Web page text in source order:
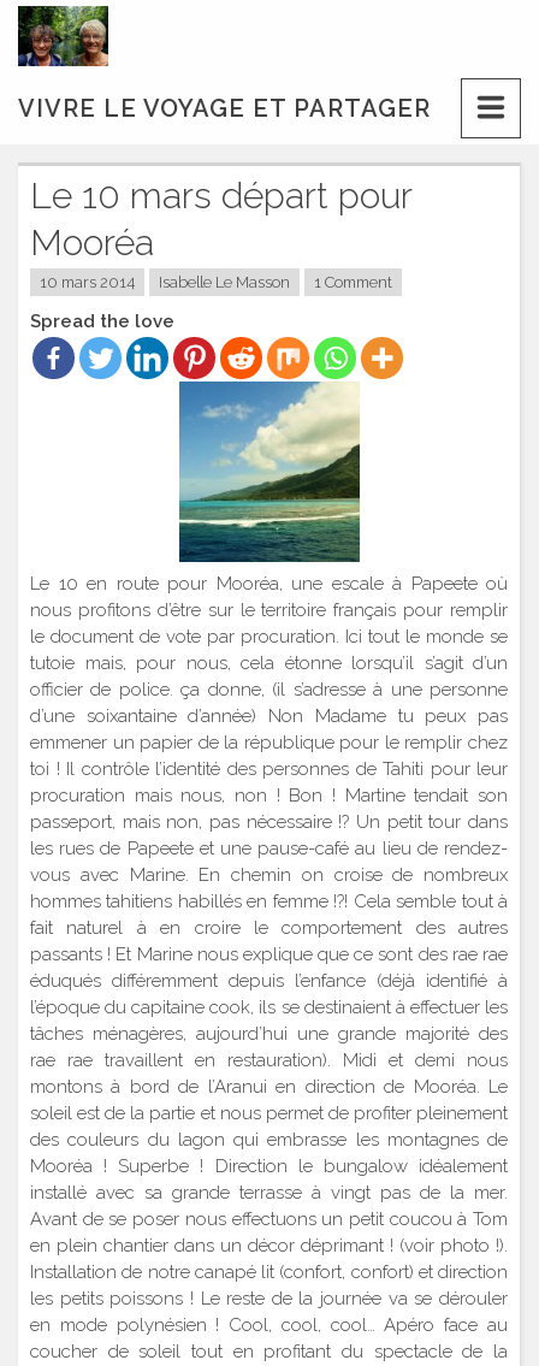
Skip
content
VIVRE LE VOYAGE ET PARTAGER
Le 10 mars départ pour
Mooréa
10 mars 2014 Isabelle Le Masson 1 Comment
Spread the love
Le 10 en route pour Mooréa, une escale à Papeete où
nous profitons d’être sur le territoire français pour remplir
le document de vote par procuration. Ici tout le monde se
tutoie mais, pour nous, cela étonne lorsqu’il s’agit d’un
officier de police. ça donne, (il s’adresse à une personne
d’une soixantaine d’année) Non Madame tu peux pas
emmener un papier de la république pour le remplir chez
toi ! Il contrôle l’identité des personnes de Tahiti pour leur
procuration mais nous, non ! Bon ! Martine tendait son
passeport, mais non, pas nécessaire !? Un petit tour dans
les rues de Papeete et une pause-café au lieu de rendez-
vous avec Marine. En chemin on croise de nombreux
hommes tahitiens habillés en femme !?! Cela semble tout à
fait naturel à en croire le comportement des autres
passants ! Et Marine nous explique que ce sont des rae rae
éduqués différemment depuis l’enfance (déjà identifié à
l’époque du capitaine cook, ils se destinaient à effectuer les
tâches ménagères, aujourd’hui une grande majorité des
rae rae travaillent en restauration). Midi et demi nous
montons à bord de l’Aranui en direction de Mooréa. Le
soleil est de la partie et nous permet de profiter pleinement
des couleurs du lagon qui embrasse les montagnes de
Mooréa ! Superbe ! Direction le bungalow idéalement
installé avec sa grande terrasse à vingt pas de la mer.
Avant de se poser nous effectuons un petit coucou à Tom
en plein chantier dans un décor déprimant ! (voir photo !).
Installation de notre canapé lit (confort, confort) et direction
les petits poissons ! Le reste de la journée va se dérouler
en mode polynésien ! Cool, cool, cool… Apéro face au
coucher de soleil tout en profitant du spectacle de la